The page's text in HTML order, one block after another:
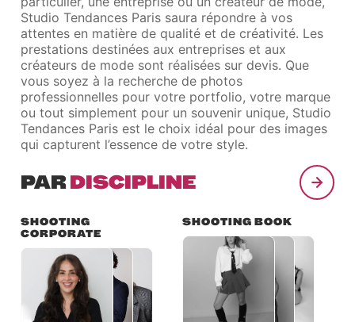
Studio Tendances Paris saura répondre à vos
attentes en matière de qualité et de créativité. Les
prestations destinées aux entreprises et aux
créateurs de mode sont réalisées sur devis. Que
vous soyez à la recherche de photos
professionnelles pour votre portfolio, votre marque
ou tout simplement pour un souvenir unique, Studio
Tendances Paris est le choix idéal pour des images
qui capturent l’essence de votre style.
PARDISCIPLINE
SHOOTING
CORPORATE
SHOOTING BOOK